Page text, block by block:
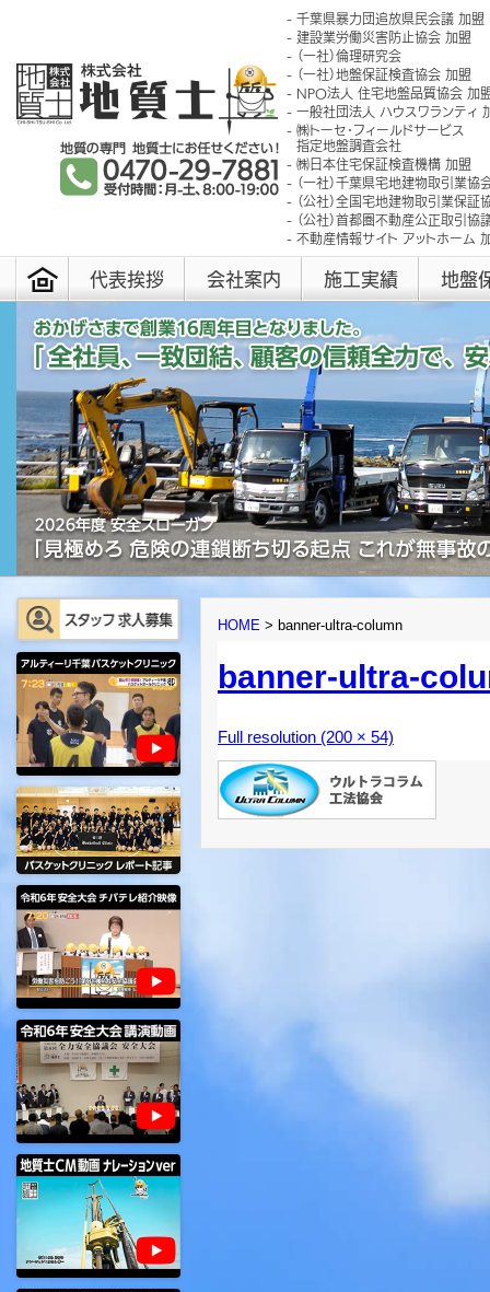
千葉県暴力団追放県民会議 加盟
建設業労働災害防止協会 加盟
（一社）倫理研究会
（一社）地盤保証検査協会 加盟
NPO法人 住宅地盤品質協会 加
一般社団法人 ハウスワランティ
㈱トーセ･フィールドサービス
指定地盤調査会社
㈱日本住宅保証検査機構 加盟
（一社）千葉県宅地建物取引業協
（公社）全国宅地建物取引業保証
（公社）首都圏不動産公正取引協
不動産情報サイト アットホーム
代表挨拶 会社案内 施工実績 地盤
HOME > banner-ultra-column
banner-ultra-
Full resolution (200 × 54)